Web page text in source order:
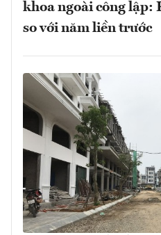
khoa ngoài công lập:
so với năm liền trước